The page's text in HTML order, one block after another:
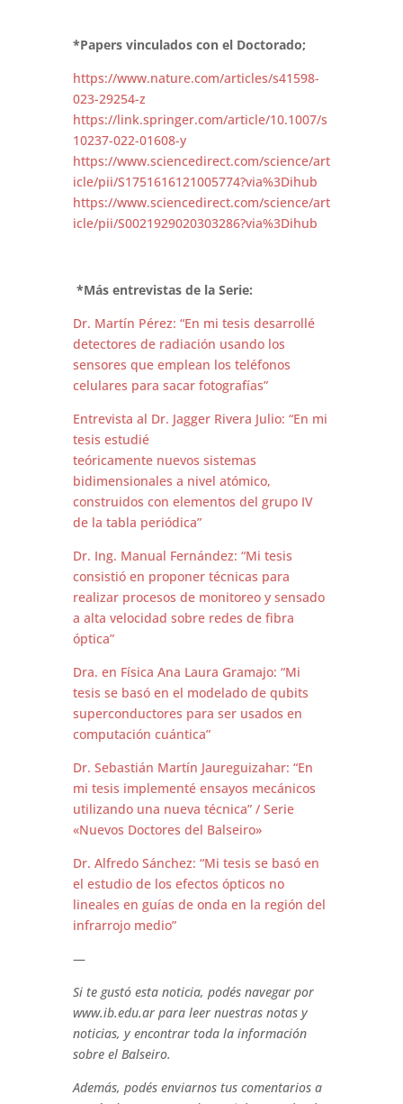
*Papers vinculados con el Doctorado;
https://www.nature.com/articles/s41598-
023-29254-z
https://link.springer.com/article/10.1007/s
10237-022-01608-y
https://www.sciencedirect.com/science/art
icle/pii/S1751616121005774?via%3Dihub
https://www.sciencedirect.com/science/art
icle/pii/S0021929020303286?via%3Dihub
*Más entrevistas de la Serie:
Dr. Martín Pérez: “En mi tesis desarrollé
detectores de radiación usando los
sensores que emplean los teléfonos
celulares para sacar fotografías”
Entrevista al Dr. Jagger Rivera Julio: “En mi
tesis estudié
teóricamente nuevos sistemas
bidimensionales a nivel atómico,
construidos con elementos del grupo IV
de la tabla periódica”
Dr. Ing. Manual Fernández: “Mi tesis
consistió en proponer técnicas para
realizar procesos de monitoreo y sensado
a alta velocidad sobre redes de fibra
óptica”
Dra. en Física Ana Laura Gramajo: “Mi
tesis se basó en el modelado de qubits
superconductores para ser usados en
computación cuántica”
Dr. Sebastián Martín Jaureguizahar: “En
mi tesis implementé ensayos mecánicos
utilizando una nueva técnica” / Serie
«Nuevos Doctores del Balseiro»
Dr. Alfredo Sánchez: “Mi tesis se basó en
el estudio de los efectos ópticos no
lineales en guías de onda en la región del
infrarrojo medio”
—
Si te gustó esta noticia, podés navegar por
www.ib.edu.ar para leer nuestras notas y
noticias, y encontrar toda la información
sobre el Balseiro.
Además, podés enviarnos tus comentarios a